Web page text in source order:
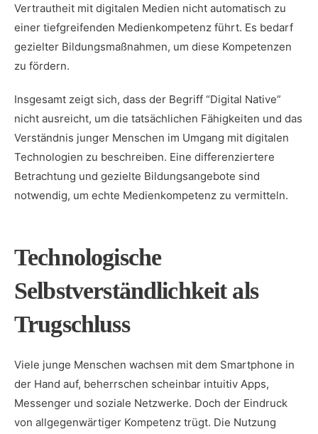
Vertrautheit mit digitalen Medien nicht automatisch zu
einer tiefgreifenden Medienkompetenz führt. Es bedarf
gezielter Bildungsmaßnahmen, um diese Kompetenzen
zu fördern.
Insgesamt zeigt sich, dass der Begriff “Digital Native”
nicht ausreicht, um die tatsächlichen Fähigkeiten und das
Verständnis junger Menschen im Umgang mit digitalen
Technologien zu beschreiben. Eine differenziertere
Betrachtung und gezielte Bildungsangebote sind
notwendig, um echte Medienkompetenz zu vermitteln.
Technologische
Selbstverständlichkeit als
Trugschluss
Viele junge Menschen wachsen mit dem Smartphone in
der Hand auf, beherrschen scheinbar intuitiv Apps,
Messenger und soziale Netzwerke. Doch der Eindruck
von allgegenwärtiger Kompetenz trügt. Die Nutzung